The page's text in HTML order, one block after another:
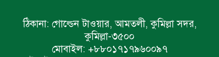
ঠিকানা: গোল্ডেন টাওয়ার, আমতলী, কুমিল্লা সদর,
কুমিল্লা-৩৫০০
মোবাইল: +৮৮০১৭১৭৯৬০০৯৭